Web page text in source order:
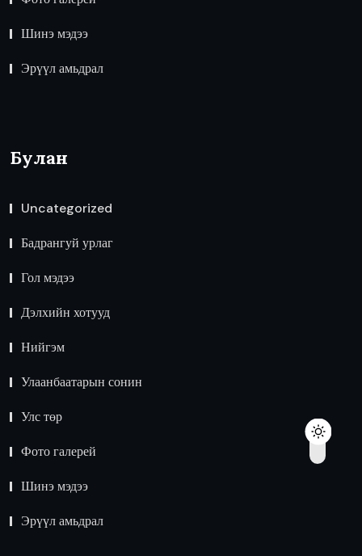
Шинэ мэдээ
Эрүүл амьдрал
Булан
Uncategorized
Бадрангуй урлаг
Гол мэдээ
Дэлхийн хотууд
Нийгэм
Улаанбаатарын сонин
Улс төр
Фото галерей
Шинэ мэдээ
Эрүүл амьдрал